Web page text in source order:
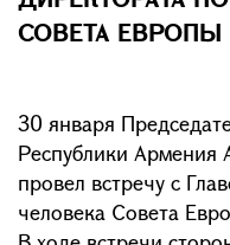
СОВЕТА ЕВРОПЫ
30 января
Республики Армения
провел встречу с
человека Совета